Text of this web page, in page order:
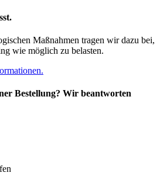
Maßnahmen tragen wir dazu bei,
wie möglich zu belasten.
Bestellung? Wir beantworten